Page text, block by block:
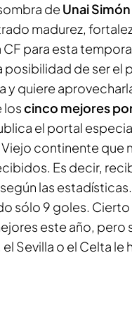
de Unai Simón
madurez,
para esta
posibilidad de ser el
quiere
loscinco mejores
el portal
continente que
Es decir,
las
sólo 9 goles.
este año, pero
Sevilla o el Celta le